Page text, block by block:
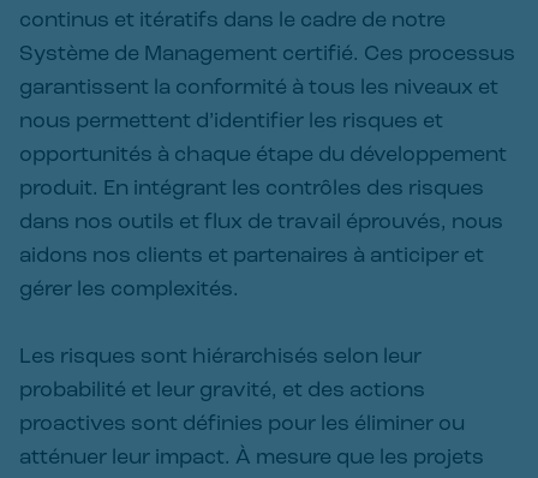
continus et itératifs dans le cadre de notre
Système de Management certifié. Ces processus
garantissent la conformité à tous les niveaux et
nous permettent d’identifier les risques et
opportunités à chaque étape du développement
produit. En intégrant les contrôles des risques
dans nos outils et flux de travail éprouvés, nous
aidons nos clients et partenaires à anticiper et
gérer les complexités.
Les risques sont hiérarchisés selon leur
probabilité et leur gravité, et des actions
proactives sont définies pour les éliminer ou
atténuer leur impact. À mesure que les projets